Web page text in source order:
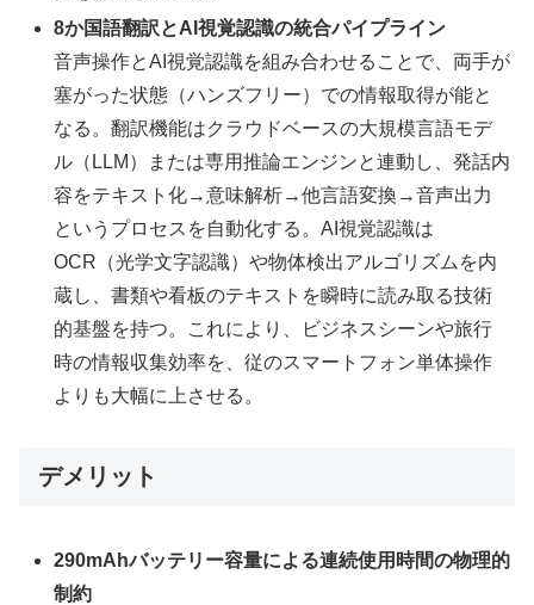
8か国語翻訳とAI視覚認識の統合パイプライン
音声操作とAI視覚認識を組み合わせることで、両手が
塞がった状態（ハンズフリー）での情報取得が能と
なる。翻訳機能はクラウドベースの大規模言語モデ
ル（LLM）または専用推論エンジンと連動し、発話内
容をテキスト化→意味解析→他言語変換→音声出力
というプロセスを自動化する。AI視覚認識は
OCR（光学文字認識）や物体検出アルゴリズムを内
蔵し、書類や看板のテキストを瞬時に読み取る技術
的基盤を持つ。これにより、ビジネスシーンや旅行
時の情報収集効率を、従のスマートフォン単体操作
よりも大幅に上させる。
デメリット
290mAhバッテリー容量による連続使用時間の物理的
制約